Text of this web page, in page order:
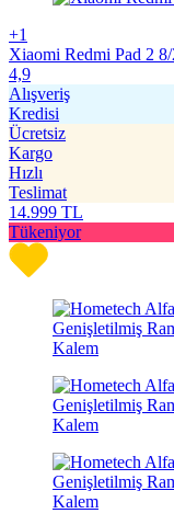
+1
Xiaomi Redmi Pad 2
4,9
Alışveriş
Kredisi
Ücretsiz
Kargo
Hızlı
Teslimat
14.999 TL
Tükeniyor